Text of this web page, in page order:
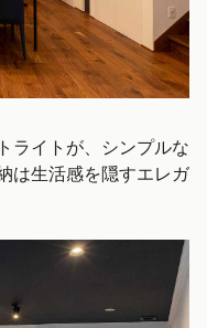
ライトが、シンプルな
は生活感を隠すエレガ